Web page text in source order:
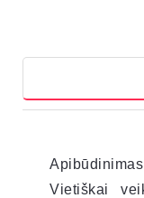
Apibūdinimas
Vietiškai